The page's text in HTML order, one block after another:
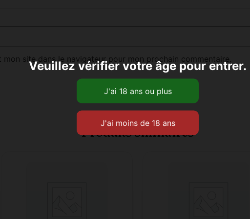
site dans le navigateur pour mon prochain commentaire.
Produits similaires
Veuillez vérifier votre âge pour entrer.